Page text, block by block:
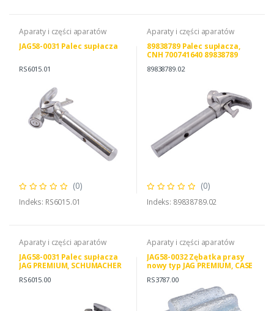
Aparaty i części aparatów
JAG58-0031 Palec supłacza
RS6015.01
(0)
Indeks: RS6015.01
Aparaty i części aparatów
89838789 Palec supłacza,
CNH 700741640 89838789
89838789.02
(0)
Indeks: 89838789.02
Aparaty i części aparatów
JAG58-0031 Palec supłacza
JAG PREMIUM, SCHUMACHER
RS6015.00
Aparaty i części aparatów
JAG58-0032 Zębatka prasy
nowy typ JAG PREMIUM, CASE
RS3787A
RS3787.00